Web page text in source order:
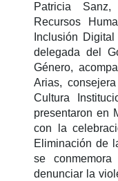
Patricia Sanz,
Recursos
Inclusión
delegada del
Género,
Arias,
Cultura
presentaron en
con la
Eliminación de
se
denunciar la